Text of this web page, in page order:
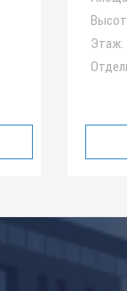
Этаж: